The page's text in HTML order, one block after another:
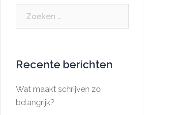
Recente berichten
Wat maakt schrijven zo
belangrijk?